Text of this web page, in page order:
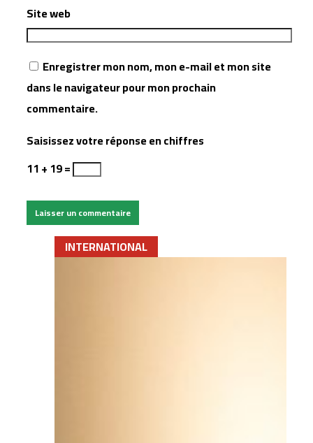
Site web
Enregistrer mon nom, mon e-mail et mon site
dans le navigateur pour mon prochain
commentaire.
Saisissez votre réponse en chiffres
11 + 19 =
INTERNATIONAL